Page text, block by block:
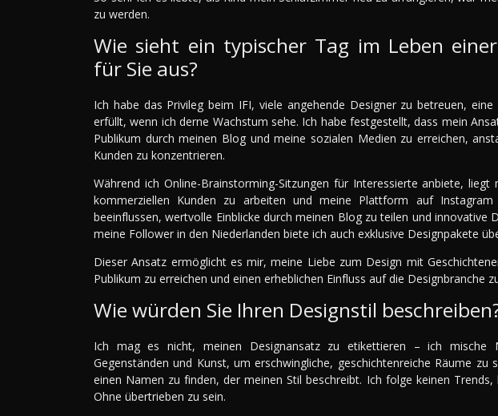
zu werden.
Wie sieht ein typischer Tag im Leben
für Sie aus?
Ich habe das Privileg beim IFI, viele angehende Designer zu betreuen,
erfüllt, wenn ich derne Wachstum sehe. Ich habe festgestellt, dass mein
Publikum durch meinen Blog und meine sozialen Medien zu erreichen,
Kunden zu konzentrieren.
Während ich Online-Brainstorming-Sitzungen für Interessierte anbiete,
kommerziellen Kunden zu arbeiten und meine Plattform auf
beeinflussen, wertvolle Einblicke durch meinen Blog zu teilen und innovative
meine Follower in den Niederlanden biete ich auch exklusive Designpakete
Dieser Ansatz ermöglicht es mir, meine Liebe zum Design mit
Publikum zu erreichen und einen erheblichen Einfluss auf die Designbranche
Wie würden Sie Ihren Designstil
Ich mag es nicht, meinen Designansatz zu etikettieren – ich mische
Gegenständen und Kunst, um erschwingliche, geschichtenreiche Räume zu
einen Namen zu finden, der meinen Stil beschreibt. Ich folge keinen Trends,
Ohne übertrieben zu sein.